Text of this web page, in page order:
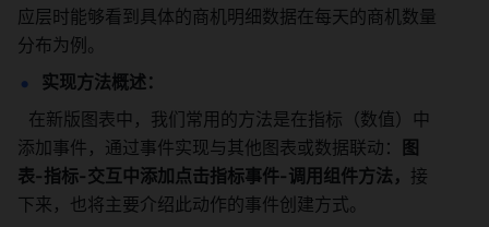
应层时能够看到具体的商机明细数据在每天的商机数量
分布为例。
实现方法概述：
添加事件，通过事件实现与其他图表或数据联动：
图
表-指标-交互中添加点击指标事件-调用组件方法， 接
下来，也将主要介绍此动作的事件创建方式。